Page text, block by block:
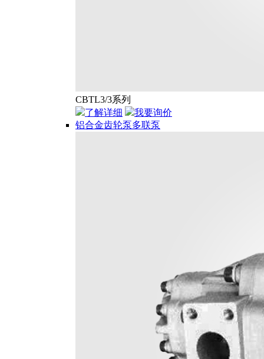
CBTL3/3系列
了解详细
我要询价
铝合金齿轮泵多联泵